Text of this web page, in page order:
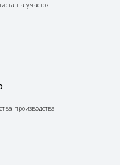
на участок
производства